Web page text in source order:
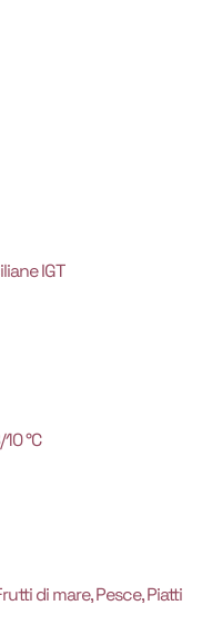
IGT
°C
di mare, Pesce, Piatti